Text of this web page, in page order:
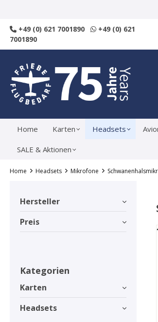
+49 (0) 621 7001890
+49 (0) 621
7001890
Home Karten Headsets
SALE & Aktionen
Home Headsets Mikrofone
Hersteller
Preis
Kategorien
Karten
Headsets